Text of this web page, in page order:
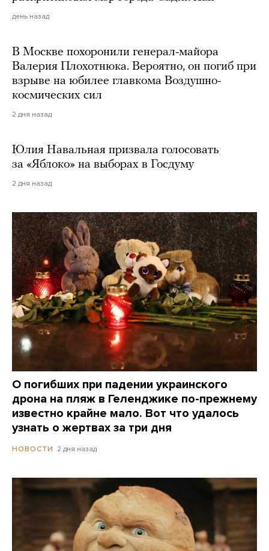
день назад
В Москве похоронили генерал-майора
Валерия Плохотнюка. Вероятно, он погиб при
взрыве на юбилее главкома Воздушно-
космических сил
2 дня назад
Юлия Навальная призвала голосовать
за «Яблоко» на выборах в Госдуму
2 дня назад
О погибших при падении украинского
дрона на пляж в Геленджике по-прежнему
известно крайне мало. Вот что удалось
узнать о жертвах за три дня
НОВОСТИ 2 дня назад